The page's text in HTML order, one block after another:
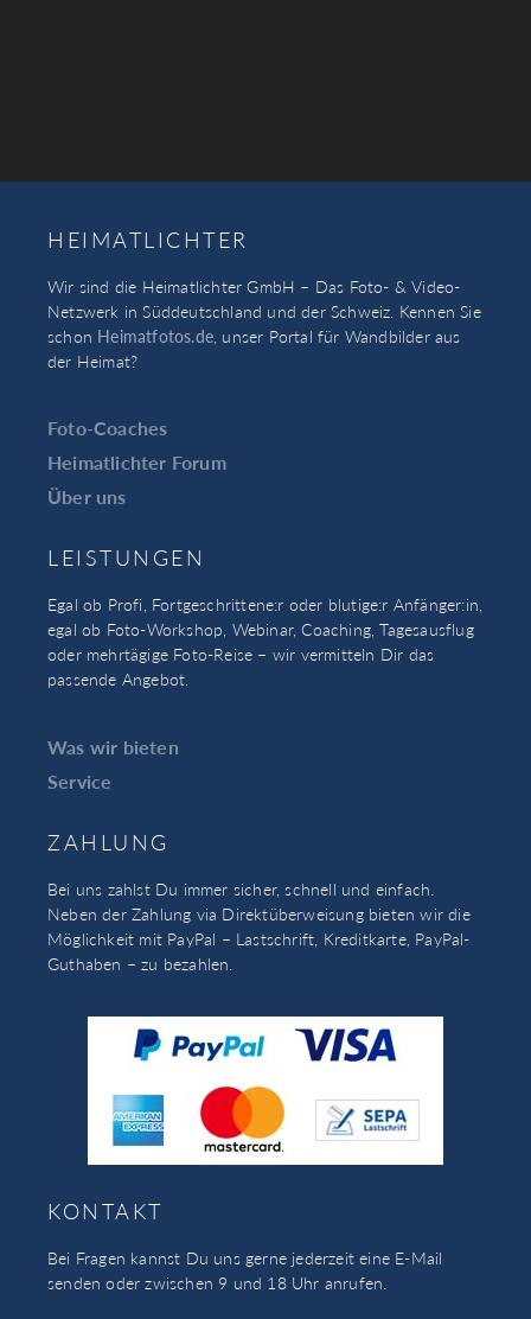
HEIMATLICHTER
Wir sind die Heimatlichter GmbH – Das Foto- & Video-
Netzwerk in Süddeutschland und der Schweiz. Kennen Sie
schon Heimatfotos.de , unser Portal für Wandbilder aus
der Heimat?
Foto-Coaches
Heimatlichter Forum
Über uns
LEISTUNGEN
Egal ob Profi, Fortgeschrittene:r oder blutige:r Anfänger:in,
egal ob Foto-Workshop, Webinar, Coaching, Tagesausflug
oder mehrtägige Foto-Reise – wir vermitteln Dir das
passende Angebot.
Was wir bieten
Service
ZAHLUNG
Bei uns zahlst Du immer sicher, schnell und einfach.
Neben der Zahlung via Direktüberweisung bieten wir die
Möglichkeit mit PayPal – Lastschrift, Kreditkarte, PayPal-
Guthaben – zu bezahlen.
KONTAKT
Bei Fragen kannst Du uns gerne jederzeit eine E-Mail
senden oder zwischen 9 und 18 Uhr anrufen.